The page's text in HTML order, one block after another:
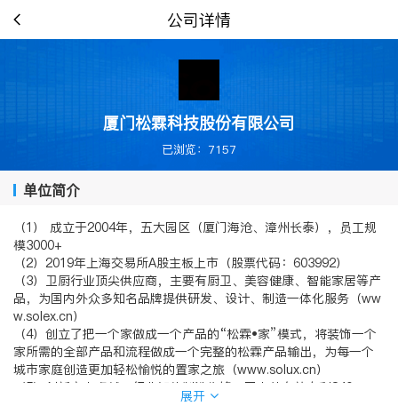
公司详情
厦门松霖科技股份有限公司
已浏览：7157
单位简介
（1） 成立于2004年，五大园区（厦门海沧、漳州长泰），员工规
模3000+
（2）2019年上海交易所A股主板上市（股票代码：603992）
（3）卫厨行业顶尖供应商，主要有厨卫、美容健康、智能家居等产
品，为国内外众多知名品牌提供研发、设计、制造一体化服务（ww
w.solex.cn）
（4）创立了把一个家做成一个产品的“松霖•家”模式，将装饰一个
家所需的全部产品和流程做成一个完整的松霖产品输出，为每一个
城市家庭创造更加轻松愉悦的置家之旅（www.solux.cn）
（5）创新实力卓越，行业智能制造先锋，国内外有效专利840+，
展开